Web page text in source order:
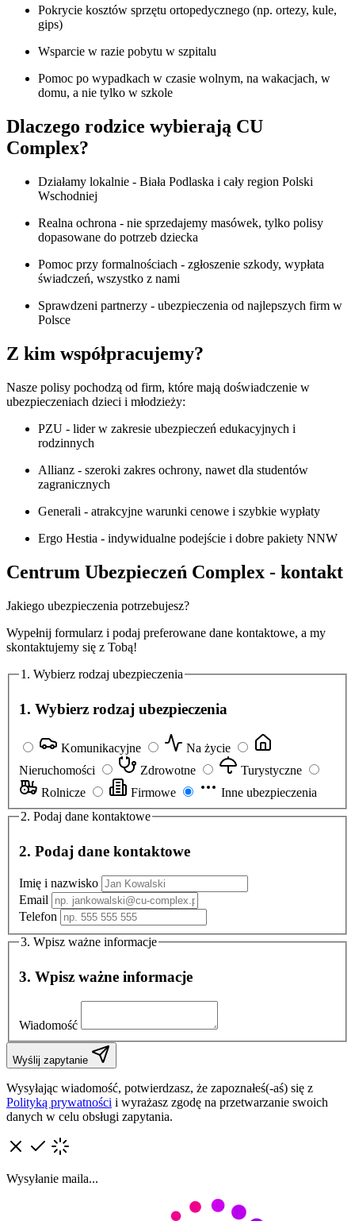
Pokrycie kosztów sprzętu ortopedycznego (np. ortezy, kule,
gips)
Wsparcie w razie pobytu w szpitalu
Pomoc po wypadkach w czasie wolnym, na wakacjach, w
domu, a nie tylko w szkole
Dlaczego rodzice wybierają CU
Complex?
Działamy lokalnie - Biała Podlaska i cały region Polski
Wschodniej
Realna ochrona - nie sprzedajemy masówek, tylko polisy
dopasowane do potrzeb dziecka
Pomoc przy formalnościach - zgłoszenie szkody, wypłata
świadczeń, wszystko z nami
Sprawdzeni partnerzy - ubezpieczenia od najlepszych firm w
Polsce
Z kim współpracujemy?
Nasze polisy pochodzą od firm, które mają doświadczenie w
ubezpieczeniach dzieci i młodzieży:
PZU - lider w zakresie ubezpieczeń edukacyjnych i
rodzinnych
Allianz - szeroki zakres ochrony, nawet dla studentów
zagranicznych
Generali - atrakcyjne warunki cenowe i szybkie wypłaty
Ergo Hestia - indywidualne podejście i dobre pakiety NNW
Centrum Ubezpieczeń Complex - kontakt
Jakiego ubezpieczenia potrzebujesz?
Wypełnij formularz i podaj preferowane dane kontaktowe, a my
skontaktujemy się z Tobą!
1. Wybierz rodzaj ubezpieczenia
1. Wybierz rodzaj ubezpieczenia
Komunikacyjne
Na życie
Nieruchomości
Zdrowotne
Turystyczne
Rolnicze
Firmowe
Inne ubezpieczenia
2. Podaj dane kontaktowe
2. Podaj dane kontaktowe
Imię i nazwisko
Email
Telefon
3. Wpisz ważne informacje
3. Wpisz ważne informacje
Wiadomość
Wyślij zapytanie
Wysyłając wiadomość, potwierdzasz, że zapoznałeś(-aś) się z
Polityką prywatności i wyrażasz zgodę na przetwarzanie swoich
danych w celu obsługi zapytania.
Wysyłanie maila...